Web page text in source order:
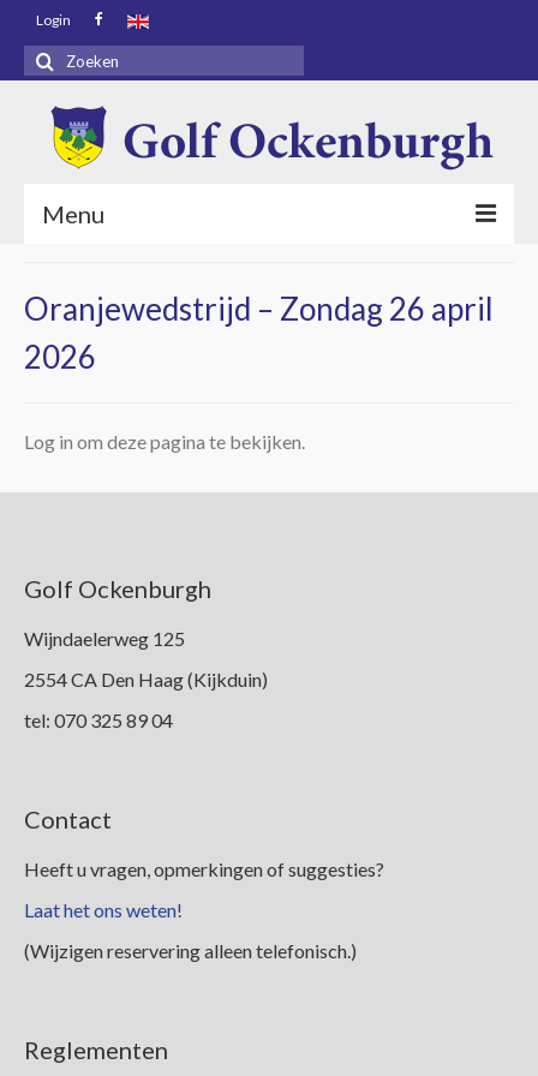
Login
Zoeken
naar:
Menu
Bezoekers
Oranjewedstrijd – Zondag 26 april
2026
Log in om deze pagina te bekijken.
Golf Ockenburgh
Wijndaelerweg 125
2554 CA Den Haag (Kijkduin)
tel: 070 325 89 04
Contact
Heeft u vragen, opmerkingen of suggesties?
Laat het ons weten!
(Wijzigen reservering alleen telefonisch.)
Reglementen